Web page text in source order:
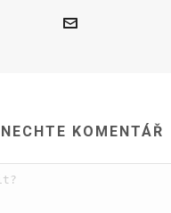
KOMENTÁŘ